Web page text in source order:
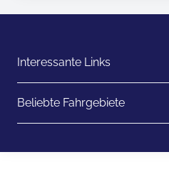
Interessante Links
Beliebte Fahrgebiete